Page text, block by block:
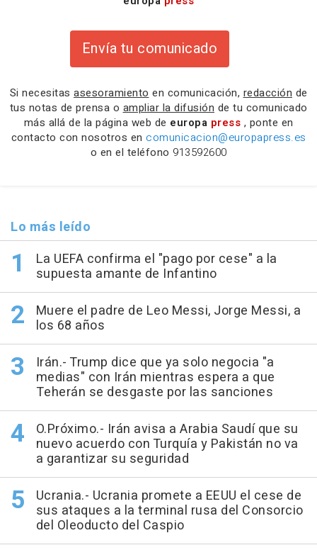
Envía tu comunicado
Si necesitas asesoramiento en comunicación, redacción de
tus notas de prensa o ampliar la difusión de tu comunicado
más allá de la página web de europa press , ponte en
contacto con nosotros en comunicacion@europapress.es
o en el teléfono 913592600
Lo más leído
La UEFA confirma el "pago por cese" a la
supuesta amante de Infantino
Muere el padre de Leo Messi, Jorge Messi, a
los 68 años
Irán.- Trump dice que ya solo negocia "a
medias" con Irán mientras espera a que
Teherán se desgaste por las sanciones
O.Próximo.- Irán avisa a Arabia Saudí que su
nuevo acuerdo con Turquía y Pakistán no va
a garantizar su seguridad
Ucrania.- Ucrania promete a EEUU el cese de
sus ataques a la terminal rusa del Consorcio
del Oleoducto del Caspio